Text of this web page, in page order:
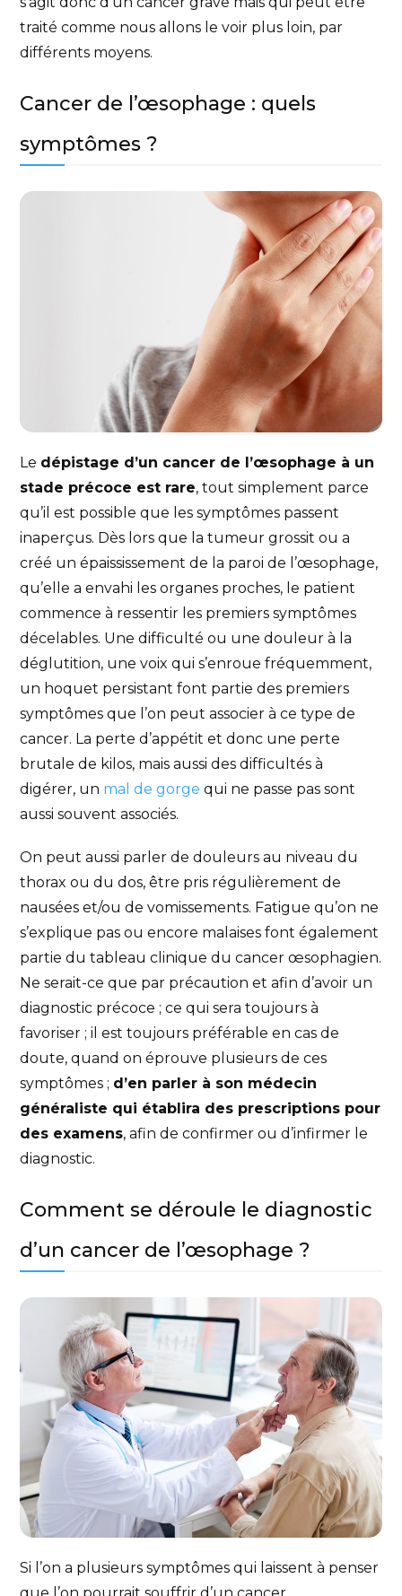
traité comme nous allons le voir plus loin, par
différents moyens.
Cancer de l’œsophage : quels
symptômes ?
Le dépistage d’un cancer de l’œsophage à un
stade précoce est rare, tout simplement parce
qu’il est possible que les symptômes passent
inaperçus. Dès lors que la tumeur grossit ou a
créé un épaississement de la paroi de l’œsophage,
qu’elle a envahi les organes proches, le patient
commence à ressentir les premiers symptômes
décelables. Une difficulté ou une douleur à la
déglutition, une voix qui s’enroue fréquemment,
un hoquet persistant font partie des premiers
symptômes que l’on peut associer à ce type de
cancer. La perte d’appétit et donc une perte
brutale de kilos, mais aussi des difficultés à
digérer, un mal de gorge qui ne passe pas sont
aussi souvent associés.
On peut aussi parler de douleurs au niveau du
thorax ou du dos, être pris régulièrement de
nausées et/ou de vomissements. Fatigue qu’on ne
s’explique pas ou encore malaises font également
partie du tableau clinique du cancer œsophagien.
Ne serait-ce que par précaution et afin d’avoir un
diagnostic précoce ; ce qui sera toujours à
favoriser ; il est toujours préférable en cas de
doute, quand on éprouve plusieurs de ces
symptômes ; d’en parler à son médecin
généraliste qui établira des prescriptions pour
des examens, afin de confirmer ou d’infirmer le
diagnostic.
Comment se déroule le diagnostic
d’un cancer de l’œsophage ?
Si l’on a plusieurs symptômes qui laissent à penser